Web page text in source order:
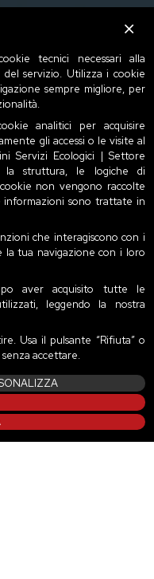
tecnici necessari alla
servizio. Utilizza i cookie
sempre migliore, per
analitici per acquisire
gli accessi o le visite al
Servizi Ecologici | Settore
la struttura, le logiche di
non vengono raccolte
sono trattate in
che interagiscono con i
la tua navigazione con i loro
aver acquisito tutte le
leggendo la nostra
Usa il pulsante “Rifiuta” o
accettare.